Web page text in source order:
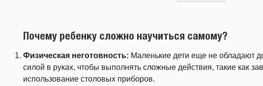
Почему ребенку сложно научиться самому?
Физическая неготовность: Маленькие дети еще не обладают
силой в руках, чтобы выполнять сложные действия, такие как
использование столовых приборов.